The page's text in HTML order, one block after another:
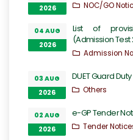
2026
NOC/GO
04 AUG
2026
List of
(Admission Test
Admission
03 AUG
2026
DUET Guard
Others
02 AUG
2026
e-GP Tender
Tender